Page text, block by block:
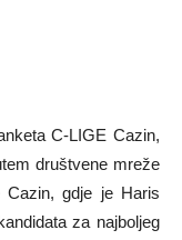
C-LIGE Cazin,
društvene mreže
Cazin, gdje je Haris
za najboljeg